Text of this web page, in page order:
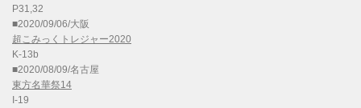
P31,32
■2020/09/06/大阪
超こみっくトレジャー2020
K-13b
■2020/08/09/名古屋
東方名華祭14
I-19